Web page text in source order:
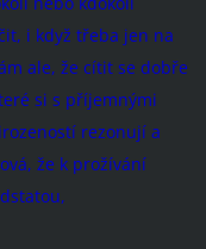
i když třeba jen na
ale, že cítit se dobře
si s příjemnými
rezonují a
že k prožívání